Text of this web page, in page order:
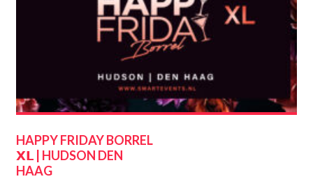
HAPPY FRIDAY BORREL
𝗫𝗟 | HUDSON DEN
HAAG